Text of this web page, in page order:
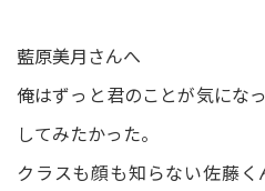
藍原美月さんへ
俺はずっと君のことが気にな
してみたかった。
クラスも顔も知らない佐藤